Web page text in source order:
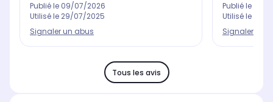
Publié le 09/07/2026
Utilisé le 29/07/2025
Signaler un abus
Publié le
Utilisé le
Signaler un
Tous les avis